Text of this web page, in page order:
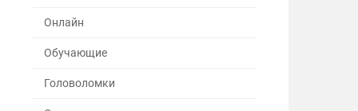
Онлайн
Обучающие
Головоломки